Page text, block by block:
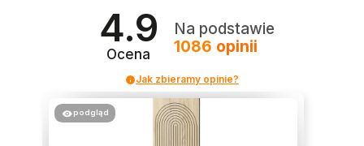
4.9
Ocena
Na podstawie
1086 opinii
Jak zbieramy opinie?
podgląd